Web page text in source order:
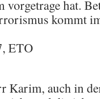
hat.
kommt
ETO
Karim, auch in